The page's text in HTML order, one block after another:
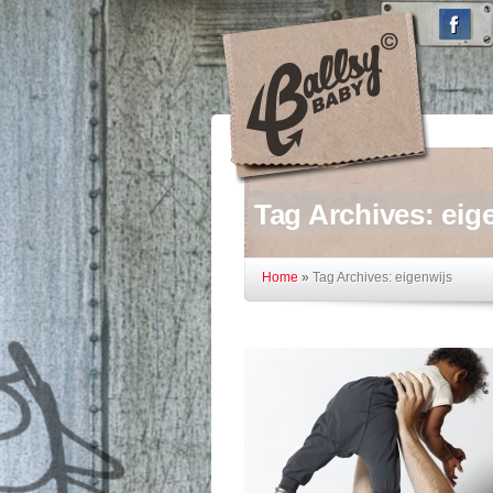
Tag Archives:
Home » Tag Archives: eigenwijs